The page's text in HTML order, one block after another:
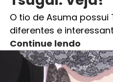
O tio de Asuma possui
diferentes e
Continue lendo